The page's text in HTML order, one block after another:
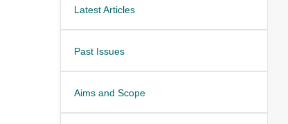
Latest Articles
Past Issues
Aims and Scope